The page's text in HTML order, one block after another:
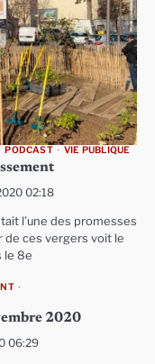
PODCAST VIE PUBLIQUE
02:18
l’une des promesses
de ces vergers voit le
le 8e
2020
06:29